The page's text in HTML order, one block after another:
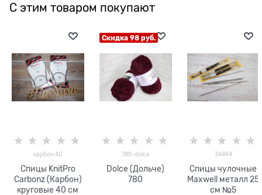
С этим товаром покупают
карбон 40
Спицы KnitPro
Carbonz (Карбон)
круговые 40 см
Скидка 98 руб.
780-dolce
Dolce (Дольче)
780
34494
Спицы чулочные
Maxwell металл 25
см №5